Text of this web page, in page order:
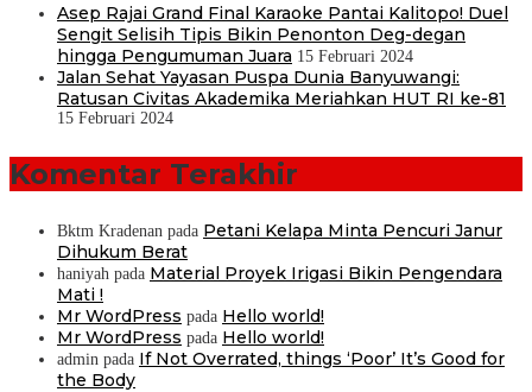
Asep Rajai Grand Final Karaoke Pantai Kalitopo! Duel
Sengit Selisih Tipis Bikin Penonton Deg-degan
hingga Pengumuman Juara 15 Februari 2024
Jalan Sehat Yayasan Puspa Dunia Banyuwangi:
Ratusan Civitas Akademika Meriahkan HUT RI ke-81
15 Februari 2024
Komentar Terakhir
Bktm Kradenan pada Petani Kelapa Minta Pencuri Janur
Dihukum Berat
haniyah pada Material Proyek Irigasi Bikin Pengendara
Mati !
Mr WordPress pada Hello world!
Mr WordPress pada Hello world!
admin pada If Not Overrated, things ‘Poor’ It’s Good for
the Body